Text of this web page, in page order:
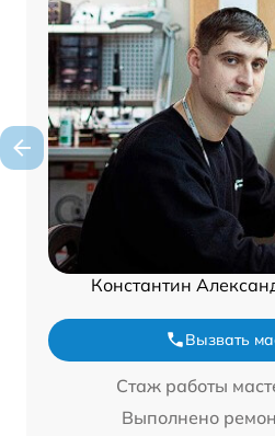
Константин
Вызвать
Стаж работы
Выполнено